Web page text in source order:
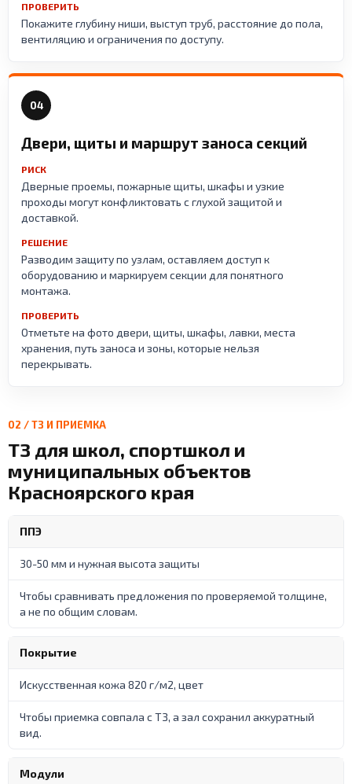
ПРОВЕРИТЬ
Покажите глубину ниши, выступ труб, расстояние до пола,
вентиляцию и ограничения по доступу.
04
Двери, щиты и маршрут заноса секций
РИСК
Дверные проемы, пожарные щиты, шкафы и узкие
проходы могут конфликтовать с глухой защитой и
доставкой.
РЕШЕНИЕ
Разводим защиту по узлам, оставляем доступ к
оборудованию и маркируем секции для понятного
монтажа.
ПРОВЕРИТЬ
Отметьте на фото двери, щиты, шкафы, лавки, места
хранения, путь заноса и зоны, которые нельзя
перекрывать.
02 / ТЗ И ПРИЕМКА
ТЗ для школ, спортшкол и
муниципальных объектов
Красноярского края
ППЭ
30-50 мм и нужная высота защиты
Чтобы сравнивать предложения по проверяемой толщине,
а не по общим словам.
Покрытие
Искусственная кожа 820 г/м2, цвет
Чтобы приемка совпала с ТЗ, а зал сохранил аккуратный
вид.
Модули